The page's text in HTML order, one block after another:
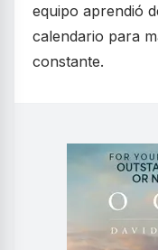
equipo aprendió
calendario para
constante.